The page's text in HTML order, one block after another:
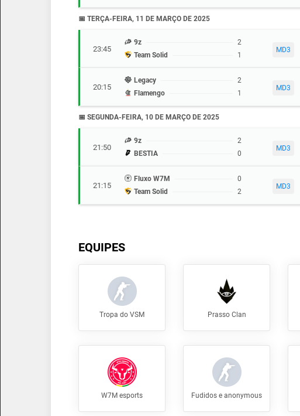
📅 TERÇA-FEIRA, 11 DE MARÇO DE 2025
23:45
9z
2
Team Solid
1
MD3
20:15
Legacy
2
Flamengo
1
MD3
📅 SEGUNDA-FEIRA, 10 DE MARÇO DE 2025
21:50
9z
2
BESTIA
0
MD3
21:15
Fluxo W7M
0
Team Solid
2
MD3
EQUIPES
Tropa do VSM Prasso Clan
W7M esports Fudidos e anonymous